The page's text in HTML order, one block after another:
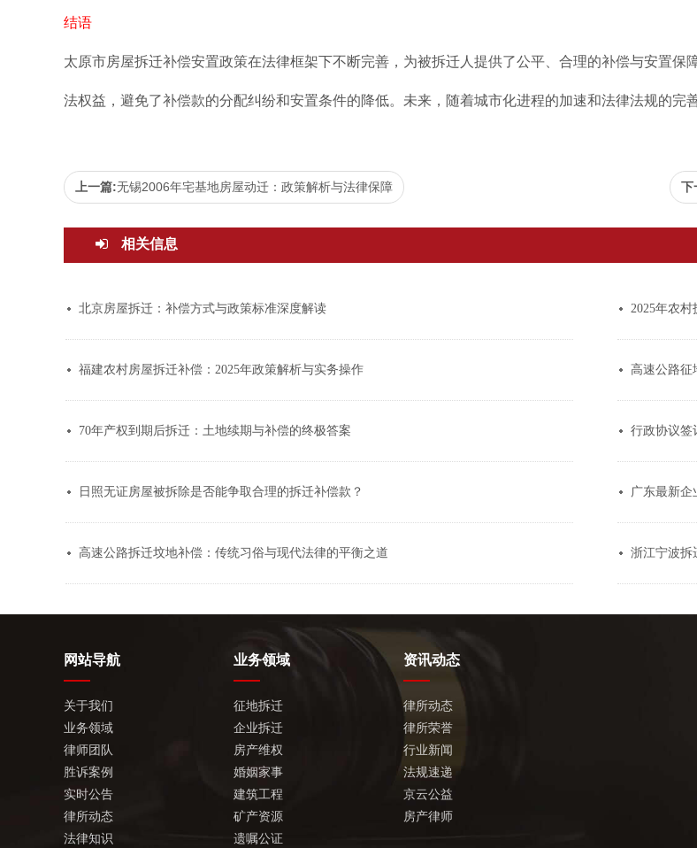
结语
太原市房屋拆迁补偿安置政策在法律框架下不断完善，为被拆迁人提供了公平、合理的补偿与安置
法权益，避免了补偿款的分配纠纷和安置条件的降低。未来，随着城市化进程的加速和法律法规的完
上一篇:无锡2006年宅基地房屋动迁：政策解析与法律保障 下
相关信息
北京房屋拆迁：补偿方式与政策标准深度解读 2025年农
福建农村房屋拆迁补偿：2025年政策解析与实务操作 高速公路征
70年产权到期后拆迁：土地续期与补偿的终极答案 行政协议签
日照无证房屋被拆除是否能争取合理的拆迁补偿款？ 广东最新企
高速公路拆迁坟地补偿：传统习俗与现代法律的平衡之道 浙江宁波拆
网站导航
关于我们
业务领域
律师团队
胜诉案例
实时公告
律所动态
法律知识
业务领域
征地拆迁
企业拆迁
房产维权
婚姻家事
建筑工程
矿产资源
遗嘱公证
资讯动态
律所动态
律所荣誉
行业新闻
法规速递
京云公益
房产律师